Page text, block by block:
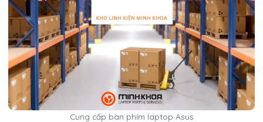
Cung cấp bàn phím laptop Asus